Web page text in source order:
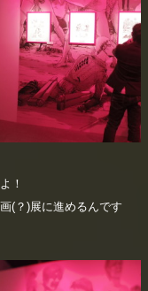
！
(？)展に進めるんです